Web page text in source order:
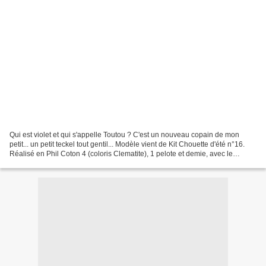
Qui est violet et qui s'appelle Toutou ? C'est un nouveau copain de mon
petit... un petit teckel tout gentil... Modèle vient de Kit Chouette d'été n°16.
Réalisé en Phil Coton 4 (coloris Clematite), 1 pelote et demie, avec le